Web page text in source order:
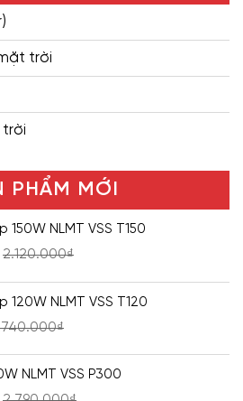
trời
PHẨM MỚI
150W NLMT VSS T150
2.120.000₫
120W NLMT VSS T120
₫
NLMT VSS P300